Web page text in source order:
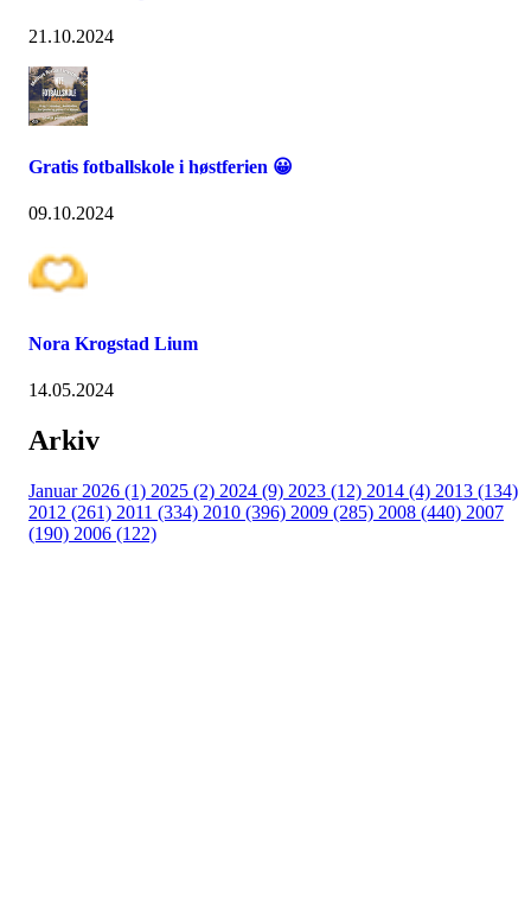
21.10.2024
Gratis fotballskole i høstferien 😀
09.10.2024
Nora Krogstad Lium
14.05.2024
Arkiv
Januar 2026 (1) 2025 (2) 2024 (9) 2023 (12) 2014 (4) 2013 (134)
2012 (261) 2011 (334) 2010 (396) 2009 (285) 2008 (440) 2007
(190) 2006 (122)